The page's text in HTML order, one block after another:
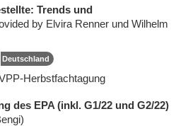
Trends und
by Elvira Renner und Wilhelm
Deutschland
Herbstfachtagung
des EPA (inkl. G1/22 und G2/22)